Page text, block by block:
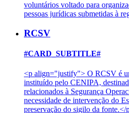
voluntários voltado para
pessoas jurídicas submetidas à
RCSV
#CARD_SUBTITLE#
<p align="justify"> O RCSV é
instituído pelo CENIPA,
relacionados à Segurança
necessidade de intervenção do
preservação do sigilo da fonte.</